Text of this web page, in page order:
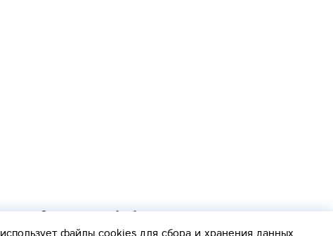
Согласие на обработку персональных данных
Политика обработки персональных данных
использует файлы cookies для сбора и хранения данных.